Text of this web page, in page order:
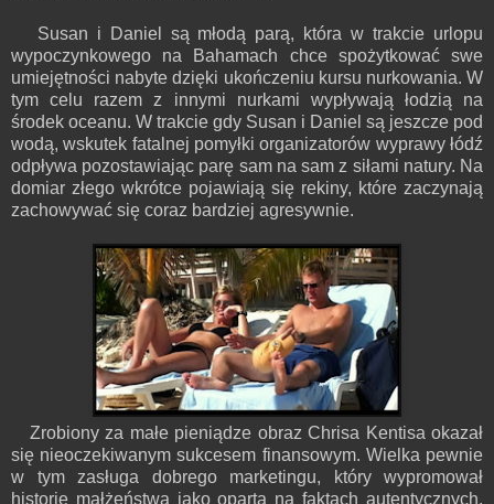
Susan i Daniel są młodą parą, która w trakcie urlopu
wypoczynkowego na Bahamach chce spożytkować swe
umiejętności nabyte dzięki ukończeniu kursu nurkowania. W
tym celu razem z innymi nurkami wypływają łodzią na
środek oceanu. W trakcie gdy Susan i Daniel są jeszcze pod
wodą, wskutek fatalnej pomyłki organizatorów wyprawy łódź
odpływa pozostawiając parę sam na sam z siłami natury. Na
domiar złego wkrótce pojawiają się rekiny, które zaczynają
zachowywać się coraz bardziej agresywnie.
Zrobiony za małe pieniądze obraz Chrisa Kentisa okazał
się nieoczekiwanym sukcesem finansowym. Wielka pewnie
w tym zasługa dobrego marketingu, który wypromował
historię małżeństwa jako opartą na faktach autentycznych.